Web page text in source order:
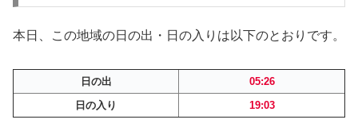
本日、この地域の日の出・日の入りは以下のとおりです。
日の出
05:26
日の入り
19:03